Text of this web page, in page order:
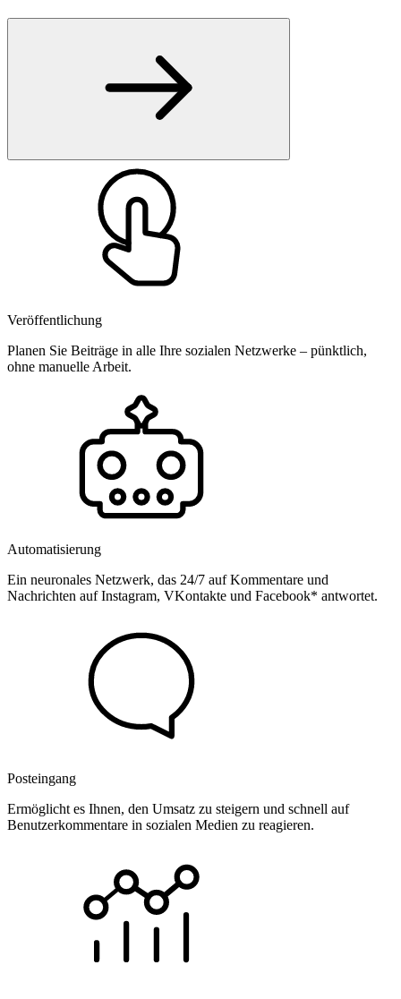
Veröffentlichung
Planen Sie Beiträge in alle Ihre sozialen Netzwerke – pünktlich,
ohne manuelle Arbeit.
Automatisierung
Ein neuronales Netzwerk, das 24/7 auf Kommentare und
Nachrichten auf Instagram, VKontakte und Facebook* antwortet.
Posteingang
Ermöglicht es Ihnen, den Umsatz zu steigern und schnell auf
Benutzerkommentare in sozialen Medien zu reagieren.